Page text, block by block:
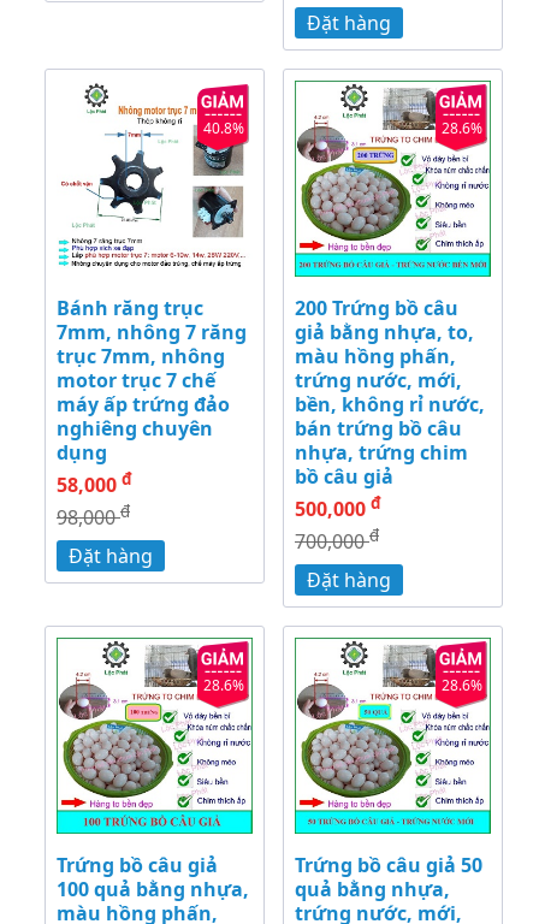
Đặt hàng
40.8%
Bánh răng trục
7mm, nhông 7 răng
trục 7mm, nhông
motor trục 7 chế
máy ấp trứng đảo
nghiêng chuyên
dụng
58,000 đ
98,000đ
Đặt hàng
28.6%
200 Trứng bồ câu
giả bằng nhựa, to,
màu hồng phấn,
trứng nước, mới,
bền, không rỉ nước,
bán trứng bồ câu
nhựa, trứng chim
bồ câu giả
500,000 đ
700,000đ
Đặt hàng
28.6%
Trứng bồ câu giả
100 quả bằng nhựa,
màu hồng phấn,
28.6%
Trứng bồ câu giả 50
quả bằng nhựa,
trứng nước, mới,